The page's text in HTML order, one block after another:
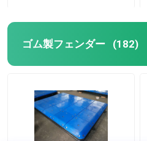
ゴム製フェンダー (182)